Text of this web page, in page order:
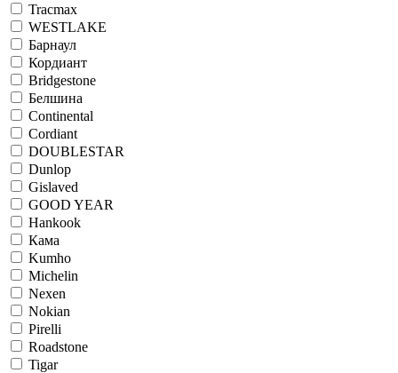
Tracmax
WESTLAKE
Барнаул
Кордиант
Bridgestone
Белшина
Continental
Cordiant
DOUBLESTAR
Dunlop
Gislaved
GOOD YEAR
Hankook
Кама
Kumho
Michelin
Nexen
Nokian
Pirelli
Roadstone
Tigar